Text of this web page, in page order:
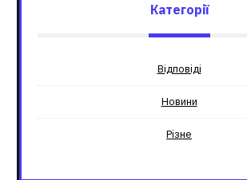
Категорії
Відповіді
Новини
Різне